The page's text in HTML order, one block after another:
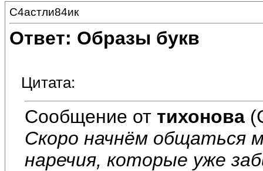
С4астли84ик
Ответ: Образы букв
Цитата:
Сообщение от тихонова
Скоро начнём общаться
наречия, которые уже